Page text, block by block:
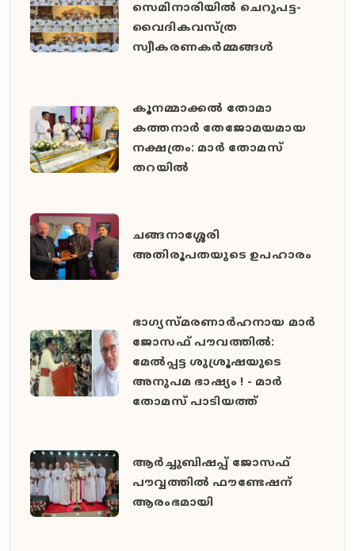
സെമിനാരിയിൽ ചെറുപട്ട-
വൈദികവസ്ത്ര
സ്വീകരണകർമ്മങ്ങൾ
കൂനമ്മാക്കൽ തോമാ
കത്തനാർ തേജോമയമായ
നക്ഷത്രം: മാർ തോമസ്
തറയിൽ
ചങ്ങനാശ്ശേരി
അതിരൂപതയുടെ ഉപഹാരം
ഭാഗ്യസ്മരണാർഹനായ മാർ
ജോസഫ് പൗവത്തിൽ:
മേൽപ്പട്ട ശുശ്രൂഷയുടെ
അനുപമ ഭാഷ്യം ! - മാർ
തോമസ് പാടിയത്ത്
ആർച്ചുബിഷപ്പ് ജോസഫ്
പൗവ്വത്തിൽ ഫൗണ്ടേഷന്
ആരംഭമായി